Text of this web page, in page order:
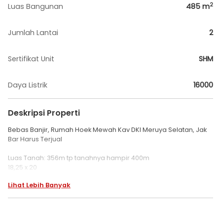
Luas Bangunan 485 m2
Jumlah Lantai 2
Sertifikat Unit SHM
Daya Listrik 16000
Deskripsi Properti
Bebas Banjir, Rumah Hoek Mewah Kav DKI Meruya Selatan, Jak
Bar Harus Terjual
Luas Tanah: 356m tp tanahnya hampir 400m
18,25 x 20
Lebar Jalan 6 meter
Lihat Lebih Banyak